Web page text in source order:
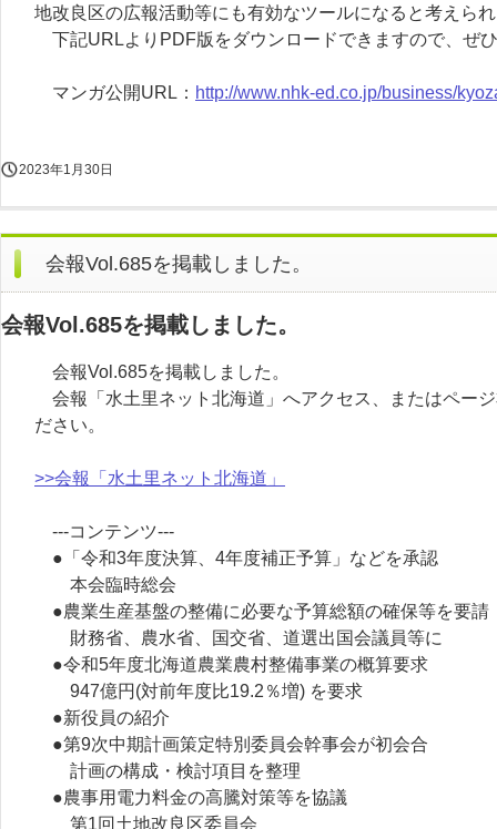
地改良区の広報活動等にも有効なツールになると考えら
下記URLよりPDF版をダウンロードできますので、ぜ
マンガ公開URL： http://www.nhk-ed.co.jp/business/
2023年1月30日
会報Vol.685を掲載しました。
会報Vol.685を掲載しました。
会報Vol.685を掲載しました。
会報「水土里ネット北海道」へアクセス、またはペー
ださい。
>>会報「水土里ネット北海道」
---コンテンツ---
●「令和3年度決算、4年度補正予算」などを承認
本会臨時総会
●農業生産基盤の整備に必要な予算総額の確保等を要請
財務省、農水省、国交省、道選出国会議員等に
●令和5年度北海道農業農村整備事業の概算要求
947億円(対前年度比19.2％増) を要求
●新役員の紹介
●第9次中期計画策定特別委員会幹事会が初会合
計画の構成・検討項目を整理
●農事用電力料金の高騰対策等を協議
第1回土地改良区委員会